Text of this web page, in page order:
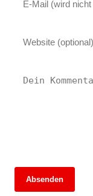
Absenden
13. Juni 2026